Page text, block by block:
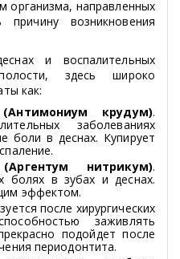
организма, направленных
возникновения
и воспалительных
здесь широко
как:
крудум).
заболеваниях
боли в деснах. Купирует
нитрикум).
болях в зубах и деснах.
эффектом.
после хирургических
заживлять
подойдет после
периодонтита.